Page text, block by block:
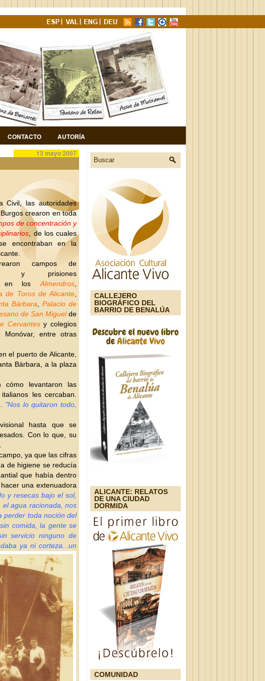
CONTACTO AUTORÍA
13 mayo 2007
Civil, las autoridades
crearon en toda
de concentración y
, de los cuales
encontraban en la
campos de
y prisiones
en los Almendros
de Toros de Alicante
Bárbara
Palacio de
de San Miguelde
Cervantesy colegios
entre otras
el puerto de Alicante,
Bárbara, a la plaza
cómo levantaron las
les cercaban.
"Nos lo quitaron todo,
hasta que se
Con lo que, su
ya que las cifras
de higiene se reducía
que había dentro
una extenuadora
y resecas bajo el sol,
el agua racionada, nos
perder toda noción del
comida, la gente se
servicio ninguno de
ya ni corteza...un
CALLEJERO
BIOGRÁFICO DEL
BARRIO DE BENALÚA
ALICANTE: RELATOS
DE UNA CIUDAD
DORMIDA
COMUNIDAD